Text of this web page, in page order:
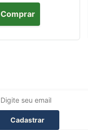
Comprar
Cadastrar